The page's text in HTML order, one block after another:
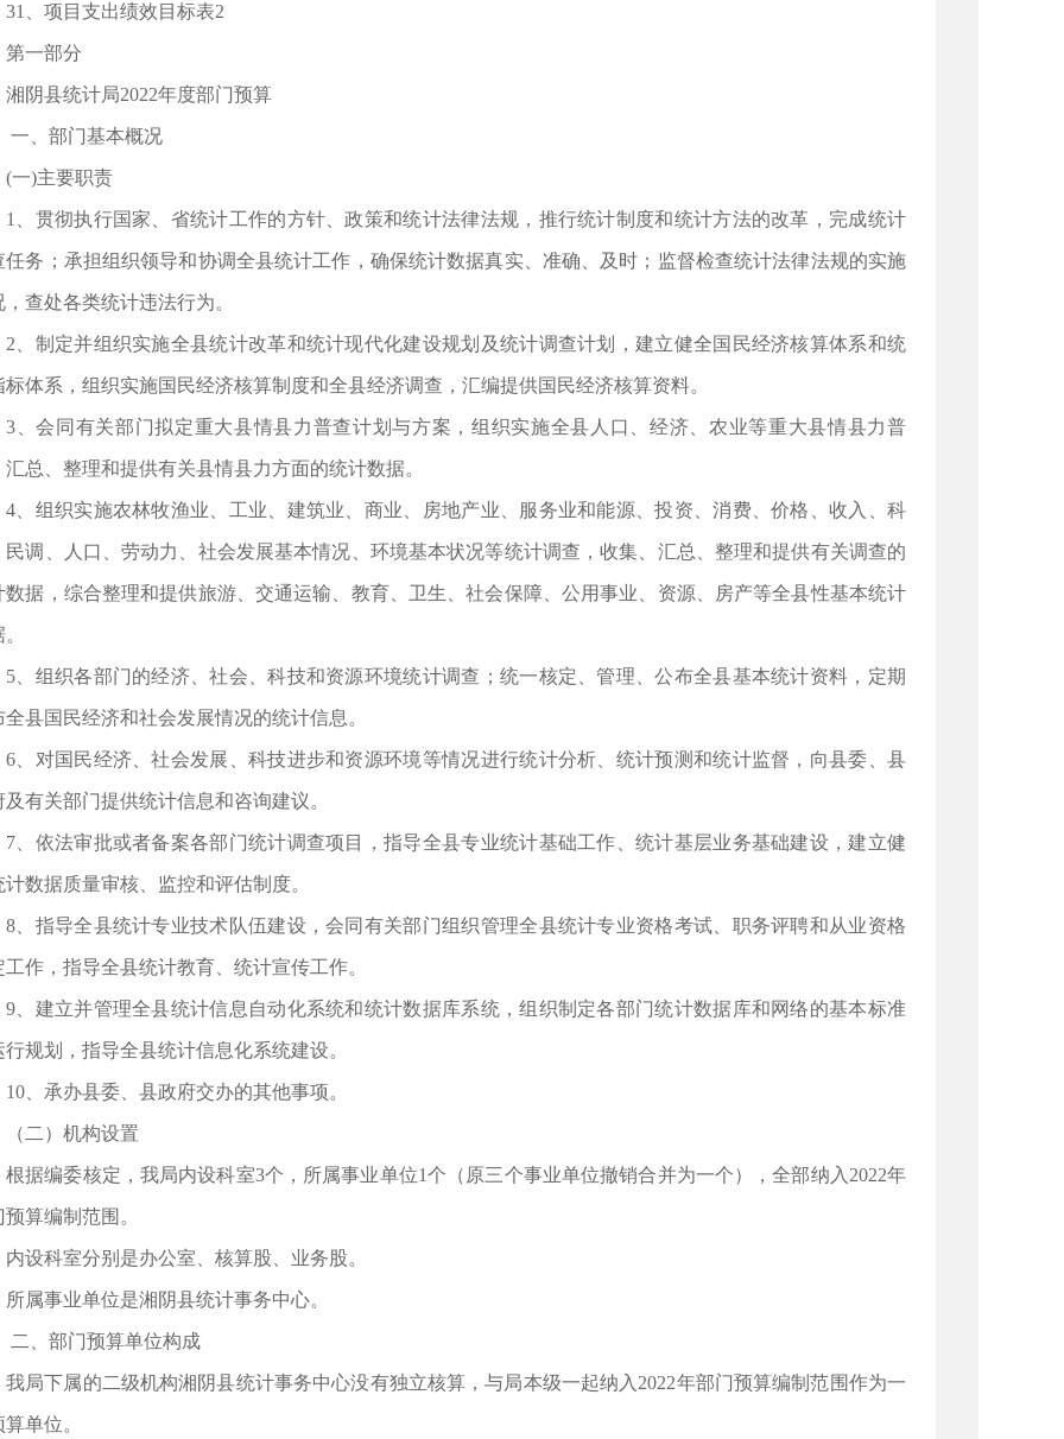
31、项目支出绩效目标表2
第一部分
湘阴县统计局2022年度部门预算
一、部门基本概况
(一)主要职责
1、贯彻执行国家、省统计工作的方针、政策和统计法律法规，推行统计制度和统计方法的改革，完成统计
任务；承担组织领导和协调全县统计工作，确保统计数据真实、准确、及时；监督检查统计法律法规的实施
，查处各类统计违法行为。
2、制定并组织实施全县统计改革和统计现代化建设规划及统计调查计划，建立健全国民经济核算体系和统
标体系，组织实施国民经济核算制度和全县经济调查，汇编提供国民经济核算资料。
3、会同有关部门拟定重大县情县力普查计划与方案，组织实施全县人口、经济、农业等重大县情县力普
汇总、整理和提供有关县情县力方面的统计数据。
4、组织实施农林牧渔业、工业、建筑业、商业、房地产业、服务业和能源、投资、消费、价格、收入、科
民调、人口、劳动力、社会发展基本情况、环境基本状况等统计调查，收集、汇总、整理和提供有关调查的
数据，综合整理和提供旅游、交通运输、教育、卫生、社会保障、公用事业、资源、房产等全县性基本统计
5、组织各部门的经济、社会、科技和资源环境统计调查；统一核定、管理、公布全县基本统计资料，定期
全县国民经济和社会发展情况的统计信息。
6、对国民经济、社会发展、科技进步和资源环境等情况进行统计分析、统计预测和统计监督，向县委、县
及有关部门提供统计信息和咨询建议。
7、依法审批或者备案各部门统计调查项目，指导全县专业统计基础工作、统计基层业务基础建设，建立健
计数据质量审核、监控和评估制度。
8、指导全县统计专业技术队伍建设，会同有关部门组织管理全县统计专业资格考试、职务评聘和从业资格
工作，指导全县统计教育、统计宣传工作。
9、建立并管理全县统计信息自动化系统和统计数据库系统，组织制定各部门统计数据库和网络的基本标准
行规划，指导全县统计信息化系统建设。
10、承办县委、县政府交办的其他事项。
（二）机构设置
根据编委核定，我局内设科室3个，所属事业单位1个（原三个事业单位撤销合并为一个），全部纳入2022年
算编制范围。
内设科室分别是办公室、核算股、业务股。
所属事业单位是湘阴县统计事务中心。
二、部门预算单位构成
我局下属的二级机构湘阴县统计事务中心没有独立核算，与局本级一起纳入2022年部门预算编制范围作为一
单位。